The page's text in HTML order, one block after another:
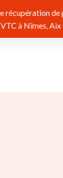
récupération
à Nîmes,